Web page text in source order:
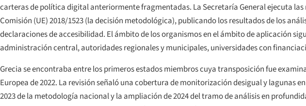
carteras de política digital anteriormente fragmentadas. La Secretaría General ejecuta
Comisión (UE) 2018/1523 (la decisión metodológica), publicando los resultados de los
declaraciones de accesibilidad. El ámbito de los organismos en el ámbito de aplicación
administración central, autoridades regionales y municipales, universidades con
Grecia se encontraba entre los primeros estados miembros cuya transposición fue
Europea de 2022. La revisión señaló una cobertura de monitorización desigual y lagunas
2023 de la metodología nacional y la ampliación de 2024 del tramo de análisis en